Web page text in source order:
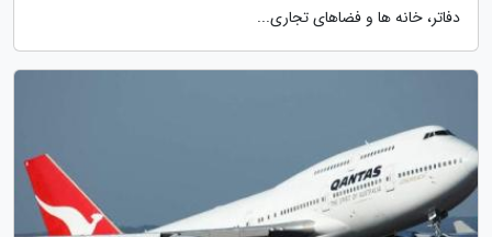
دفاتر، خانه ها و فضاهای تجاری...